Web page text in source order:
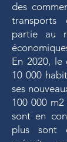
des
transports
partie au
En 2020,
10 000
ses
100 000 m2
sont en
plus sont